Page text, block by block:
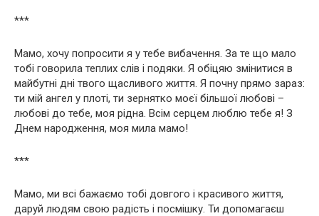
***
Мамо, хочу попросити я у тебе вибачення. За те що мало
тобі говорила теплих слів і подяки. Я обіцяю змінитися в
майбутні дні твого щасливого життя. Я почну прямо зараз:
ти мій ангел у плоті, ти зернятко моєї більшої любові –
любові до тебе, моя рідна. Всім серцем люблю тебе я! З
Днем народження, моя мила мамо!
***
Мамо, ми всі бажаємо тобі довгого і красивого життя,
даруй людям свою радість і посмішку. Ти допомагаєш